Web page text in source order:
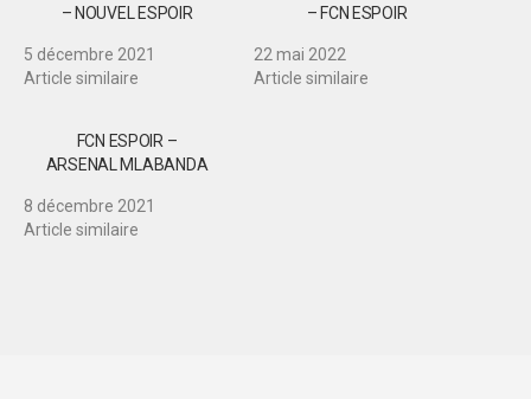
– NOUVEL ESPOIR
5 décembre 2021
Article similaire
– FCN ESPOIR
22 mai 2022
Article similaire
FCN ESPOIR –
ARSENAL MLABANDA
8 décembre 2021
Article similaire